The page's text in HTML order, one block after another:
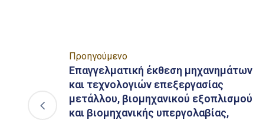
Προηγούμενο
Επαγγελματική έκθεση μηχανημάτων
και τεχνολογιών επεξεργασίας
μετάλλου, βιομηχανικού εξοπλισμού
και βιομηχανικής υπεργολαβίας,